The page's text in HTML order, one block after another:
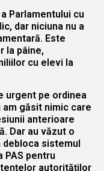
Parlamentului cu
dar niciuna nu a
Este
la pâine,
cu elevi la
urgent pe ordinea
găsit nimic care
anterioare
Dar au văzut o
sistemul
pentru
autorităților